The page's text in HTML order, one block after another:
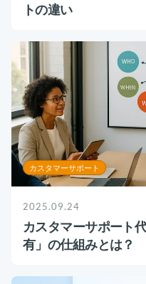
トの違い
カスタマーサポート
2025.09.24
カスタマーサポート
有」の仕組みとは？